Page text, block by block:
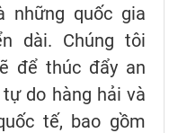
những quốc gia
dài. Chúng tôi
để thúc đẩy an
do hàng hải và
tế, bao gồm